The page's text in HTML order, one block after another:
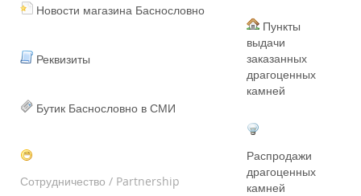
Новости магазина Баснословно
Реквизиты
Бутик Баснословно в СМИ
Сотрудничество / Partnership
Пункты
выдачи
заказанных
драгоценных
камней
Распродажи
драгоценных
камней